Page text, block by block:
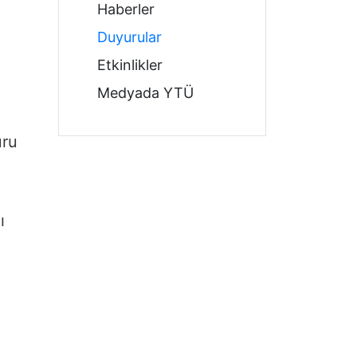
Haberler
Duyurular
Etkinlikler
Medyada YTÜ